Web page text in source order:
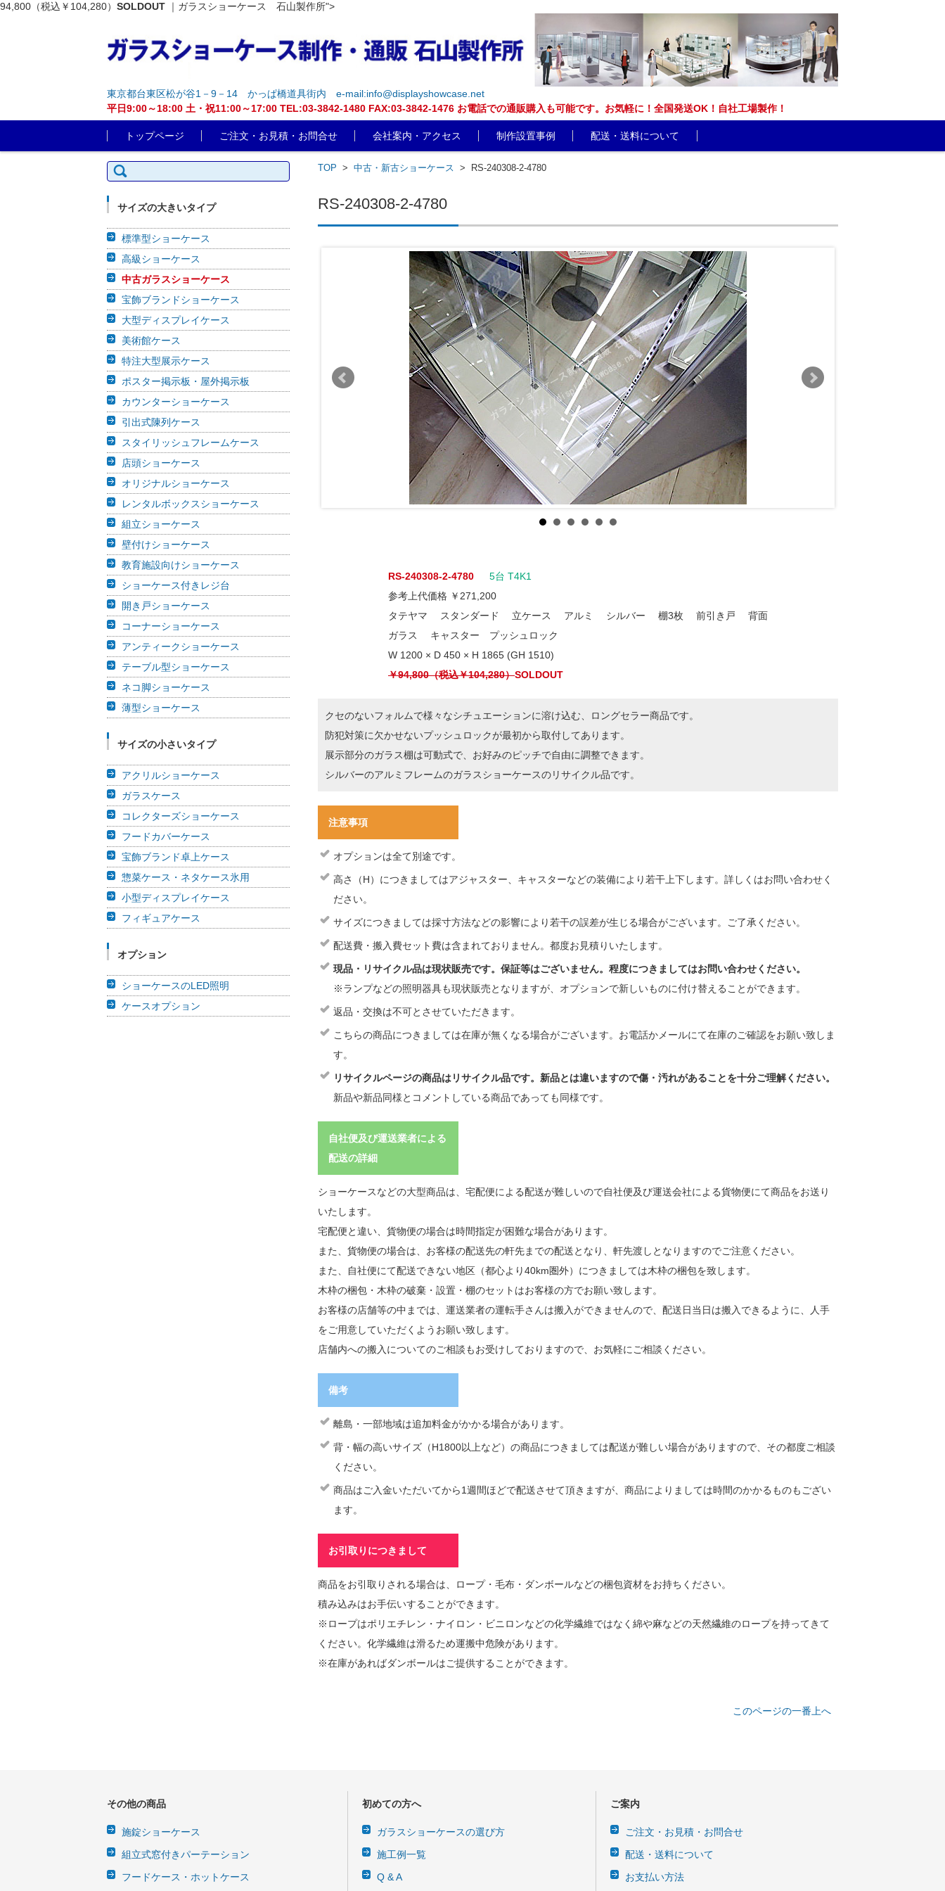
94,800（税込￥104,280） SOLDOUT ｜ガラスショーケース 石山製作所">
東京都台東区松が谷1－9－14 かっぱ橋道具街内
e-mail:info@displayshowcase.net
平日9:00～18:00 土・祝11:00～17:00 TEL:03-3842-1480 FAX:03-3842-1476 お電話での通販購入も可能です。お気軽に！全国発送OK！自社工場製作！
トップページ
ご注文・お見積・お問合せ 会社案内・アクセス 制作設置事例 配送・送料について
TOP > 中古・新古ショーケース > RS-240308-2-4780
RS-240308-2-4780
RS-240308-2-4780 5台 T4K1
参考上代価格 ￥271,200
タテヤマ スタンダード 立ケース アルミ シルバー 棚3枚 前引き戸 背面
ガラス キャスター プッシュロック
W 1200 × D 450 × H 1865 (GH 1510)
￥94,800（税込￥104,280）SOLDOUT
クセのないフォルムで様々なシチュエーションに溶け込む、ロングセラー商品です。
防犯対策に欠かせないプッシュロックが最初から取付してあります。
展示部分のガラス棚は可動式で、お好みのピッチで自由に調整できます。
シルバーのアルミフレームのガラスショーケースのリサイクル品です。
注意事項
オプションは全て別途です。
高さ（H）につきましてはアジャスター、キャスターなどの装備により若干上下します。詳しくはお問い合わせく
ださい。
サイズにつきましては採寸方法などの影響により若干の誤差が生じる場合がございます。ご了承ください。
配送費・搬入費セット費は含まれておりません。都度お見積りいたします。
現品・リサイクル品は現状販売です。保証等はございません。程度につきましてはお問い合わせください。
※ランプなどの照明器具も現状販売となりますが、オプションで新しいものに付け替えることができます。
返品・交換は不可とさせていただきます。
こちらの商品につきましては在庫が無くなる場合がございます。お電話かメールにて在庫のご確認をお願い致しま
す。
リサイクルページの商品はリサイクル品です。新品とは違いますので傷・汚れがあることを十分ご理解ください。
新品や新品同様とコメントしている商品であっても同様です。
自社便及び運送業者による
配送の詳細
ショーケースなどの大型商品は、宅配便による配送が難しいので自社便及び運送会社による貨物便にて商品をお送り
いたします。
宅配便と違い、貨物便の場合は時間指定が困難な場合があります。
また、貨物便の場合は、お客様の配送先の軒先までの配送となり、軒先渡しとなりますのでご注意ください。
また、自社便にて配送できない地区（都心より40km圏外）につきましては木枠の梱包を致します。
木枠の梱包・木枠の破棄・設置・棚のセットはお客様の方でお願い致します。
お客様の店舗等の中までは、運送業者の運転手さんは搬入ができませんので、配送日当日は搬入できるように、人手
をご用意していただくようお願い致します。
店舗内への搬入についてのご相談もお受けしておりますので、お気軽にご相談ください。
備考
離島・一部地域は追加料金がかかる場合があります。
背・幅の高いサイズ（H1800以上など）の商品につきましては配送が難しい場合がありますので、その都度ご相談
ください。
商品はご入金いただいてから1週間ほどで配送させて頂きますが、商品によりましては時間のかかるものもござい
ます。
お引取りにつきまして
商品をお引取りされる場合は、ロープ・毛布・ダンボールなどの梱包資材をお持ちください。
積み込みはお手伝いすることができます。
※ロープはポリエチレン・ナイロン・ビニロンなどの化学繊維ではなく綿や麻などの天然繊維のロープを持ってきて
ください。化学繊維は滑るため運搬中危険があります。
※在庫があればダンボールはご提供することができます。
このページの一番上へ
検索:
サイズの大きいタイプ
標準型ショーケース
高級ショーケース
中古ガラスショーケース
宝飾ブランドショーケース
大型ディスプレイケース
美術館ケース
特注大型展示ケース
ポスター掲示板・屋外掲示板
カウンターショーケース
引出式陳列ケース
スタイリッシュフレームケース
店頭ショーケース
オリジナルショーケース
レンタルボックスショーケース
組立ショーケース
壁付けショーケース
教育施設向けショーケース
ショーケース付きレジ台
開き戸ショーケース
コーナーショーケース
アンティークショーケース
テーブル型ショーケース
ネコ脚ショーケース
薄型ショーケース
サイズの小さいタイプ
アクリルショーケース
ガラスケース
コレクターズショーケース
フードカバーケース
宝飾ブランド卓上ケース
惣菜ケース・ネタケース氷用
小型ディスプレイケース
フィギュアケース
オプション
ショーケースのLED照明
ケースオプション
その他の商品
施錠ショーケース
組立式窓付きパーテーション
フードケース・ホットケース
初めての方へ
ガラスショーケースの選び方
施工例一覧
Q & A
ご案内
ご注文・お見積・お問合せ
配送・送料について
お支払い方法